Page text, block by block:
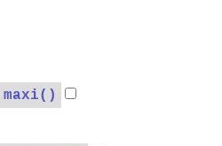
maxi()